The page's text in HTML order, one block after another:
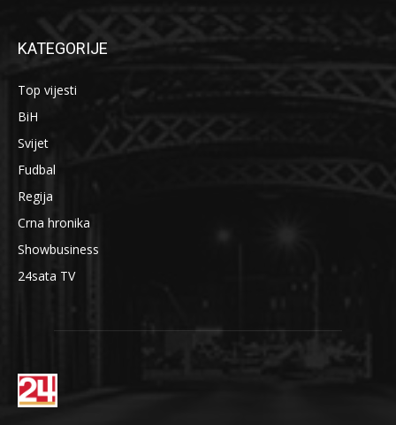
KATEGORIJE
Top vijesti
BiH
Svijet
Fudbal
Regija
Crna hronika
Showbusiness
24sata TV